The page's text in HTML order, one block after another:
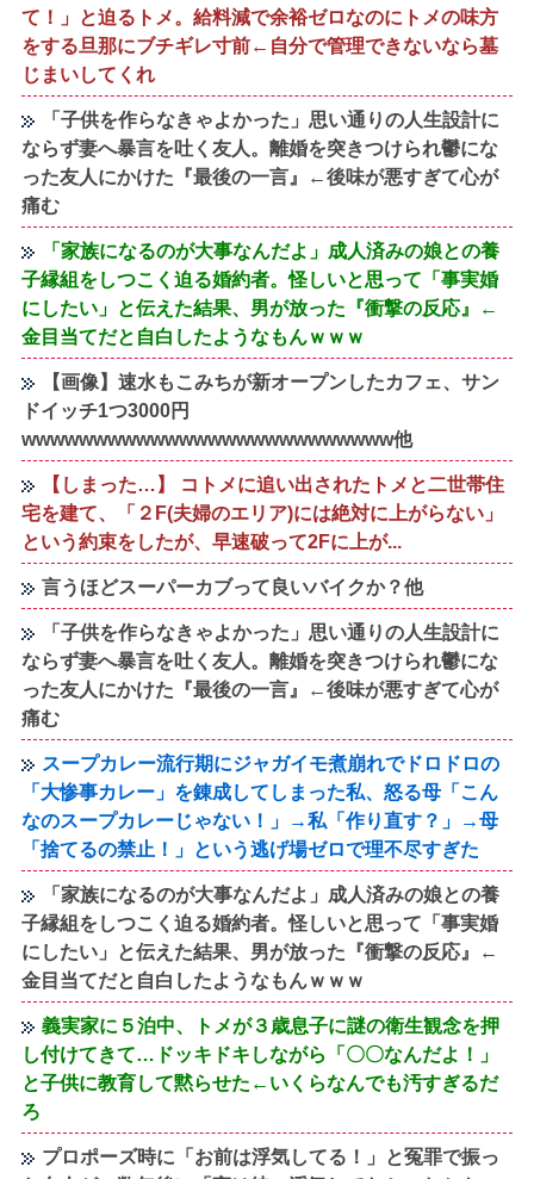
て！」と迫るトメ。給料減で余裕ゼロなのにトメの味方
をする旦那にブチギレ寸前←自分で管理できないなら墓
じまいしてくれ
「子供を作らなきゃよかった」思い通りの人生設計に
ならず妻へ暴言を吐く友人。離婚を突きつけられ鬱にな
った友人にかけた『最後の一言』←後味が悪すぎて心が
痛む
「家族になるのが大事なんだよ」成人済みの娘との養
子縁組をしつこく迫る婚約者。怪しいと思って「事実婚
にしたい」と伝えた結果、男が放った『衝撃の反応』←
金目当てだと自白したようなもんｗｗｗ
【画像】速水もこみちが新オープンしたカフェ、サン
ドイッチ1つ3000円
wwwwwwwwwwwwwwwwwwwwwwwwww他
【しまった…】 コトメに追い出されたトメと二世帯住
宅を建て、「２F(夫婦のエリア)には絶対に上がらない」
という約束をしたが、早速破って2Fに上が...
言うほどスーパーカブって良いバイクか？他
「子供を作らなきゃよかった」思い通りの人生設計に
ならず妻へ暴言を吐く友人。離婚を突きつけられ鬱にな
った友人にかけた『最後の一言』←後味が悪すぎて心が
痛む
スープカレー流行期にジャガイモ煮崩れでドロドロの
「大惨事カレー」を錬成してしまった私、怒る母「こん
なのスープカレーじゃない！」→私「作り直す？」→母
「捨てるの禁止！」という逃げ場ゼロで理不尽すぎた
「家族になるのが大事なんだよ」成人済みの娘との養
子縁組をしつこく迫る婚約者。怪しいと思って「事実婚
にしたい」と伝えた結果、男が放った『衝撃の反応』←
金目当てだと自白したようなもんｗｗｗ
義実家に５泊中、トメが３歳息子に謎の衛生観念を押
し付けてきて…ドッキドキしながら「〇〇なんだよ！」
と子供に教育して黙らせた←いくらなんでも汚すぎるだ
ろ
プロポーズ時に「お前は浮気してる！」と冤罪で振っ